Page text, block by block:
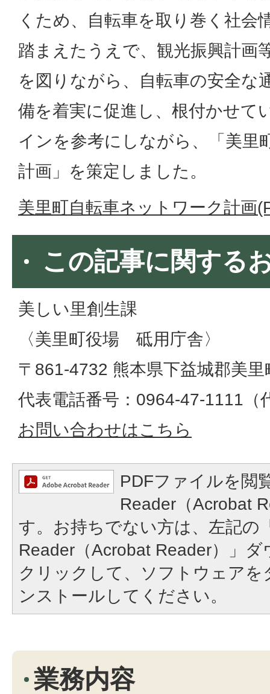
くため、自転車を取り巻く社会
踏まえたうえで、観光振興計画
を図りながら、自転車の安全な
備を着実に促進し、根付かせて
インを参考にしながら、「美里
計画」を策定しました。
美里町自転車ネットワーク計画
この記事に関する
美しい里創生課
〈美里町役場 砥用庁舎〉
〒861-4732 熊本県下益城郡美
代表電話番号：0964-47-1111（
お問い合わせはこちら
PDFファイルを閲
Reader（Acrobat
す。お持ちでない方は、左記の
Reader（Acrobat Reader）」
クリックして、ソフトウェア
ンストールしてください。
業務内容